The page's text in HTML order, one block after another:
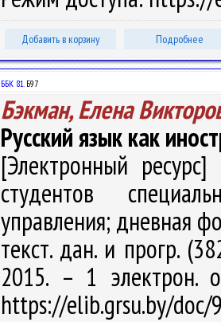
Добавить в корзину Подробнее
ББК 81.Б97
Бэкман, Елена
Русский язык как
[Электронный
студентов
управления; дневная
текст. дан. и прогр.
2015. – 1 электрон.
https://elib.grsu.by/doc/